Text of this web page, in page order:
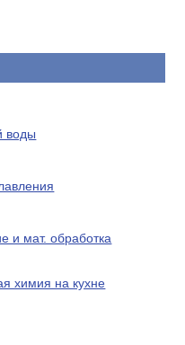
воды
и мат. обработка
химия на кухне